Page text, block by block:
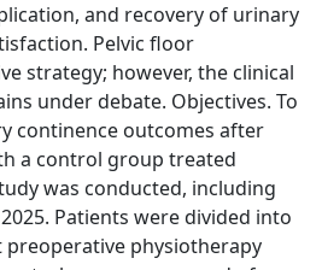
and recovery of urinary
Pelvic floor
strategy; however, the clinical
under debate. Objectives. To
continence outcomes after
a control group treated
was conducted, including
Patients were divided into
physiotherapy